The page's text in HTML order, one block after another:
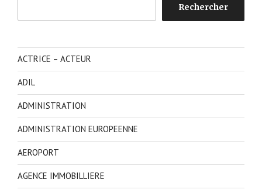
Rechercher
ACTRICE – ACTEUR
ADIL
ADMINISTRATION
ADMINISTRATION EUROPEENNE
AEROPORT
AGENCE IMMOBILLIERE